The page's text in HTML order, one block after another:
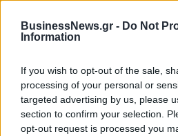
BusinessNews.gr - Do Not
Information
If you wish to opt-out of the sale,
processing of your personal or
targeted advertising by us, please
section to confirm your selection.
opt-out request is processed you
ΟΠΕΚΑ: Αύριο η δεύτερη
06/08/2026 - 17:40 ΟΙΚΟΝΟΜΙΑ
Κυβερνητική Επιτροπή
Στρατηγική προτεραιότητα η
βιομηχανίας